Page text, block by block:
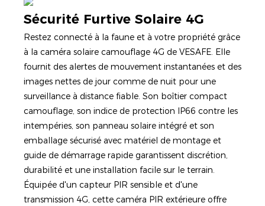
Sécurité Furtive Solaire 4G
Restez connecté à la faune et à votre propriété grâce
à la caméra solaire camouflage 4G de VESAFE. Elle
fournit des alertes de mouvement instantanées et des
images nettes de jour comme de nuit pour une
surveillance à distance fiable. Son boîtier compact
camouflage, son indice de protection IP66 contre les
intempéries, son panneau solaire intégré et son
emballage sécurisé avec matériel de montage et
guide de démarrage rapide garantissent discrétion,
durabilité et une installation facile sur le terrain.
Équipée d'un capteur PIR sensible et d'une
transmission 4G, cette caméra PIR extérieure offre